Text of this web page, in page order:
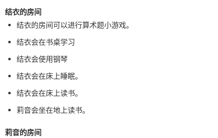
结衣的房间
结衣的房间可以进行算术题小游戏。
结衣会在书桌学习
结衣会使用钢琴
结衣会在床上睡眠。
结衣会在床上读书。
莉音会坐在地上读书。
莉音的房间